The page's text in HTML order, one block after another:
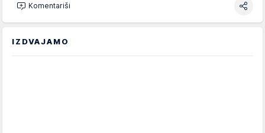
Komentariši
IZDVAJAMO